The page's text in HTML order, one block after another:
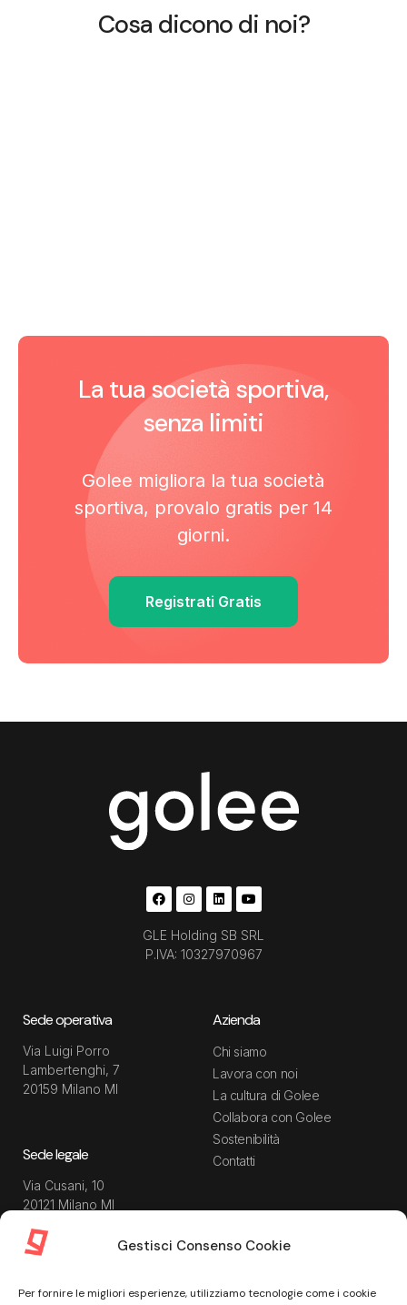
Gestisci Consenso Cookie
Per fornire le migliori esperienze, utilizziamo tecnologie come i cookie
Cosa dicono di noi?
La tua società sportiva,
senza limiti
Golee migliora la tua società
sportiva, provalo gratis per 14
giorni.
Registrati Gratis
GLE Holding SB SRL
P.IVA: 10327970967
Sede operativa
Via Luigi Porro
Lambertenghi, 7
20159 Milano MI
Sede legale
Via Cusani, 10
20121 Milano MI
Azienda
Chi siamo
Lavora con noi
La cultura di Golee
Collabora con Golee
Sostenibilità
Contatti